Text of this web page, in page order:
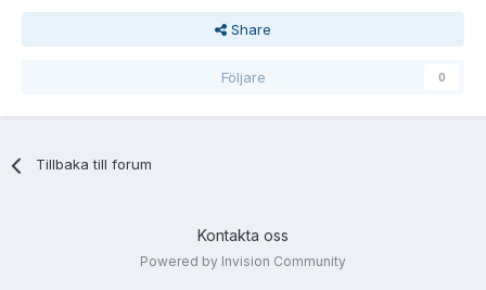
Share
Följare 0
Tillbaka till forum
Kontakta oss
Powered by Invision Community